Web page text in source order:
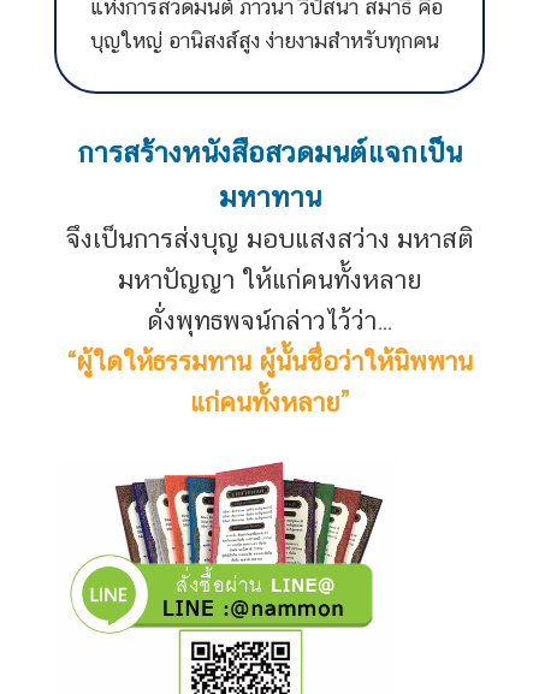
ให้ปัญญา ให้แสงสว่าง ให้ความพ้นทุกข์
หลาย ให้สุขกาย สุขใจกันถ้วนทั่ว ด้วยพลัง
แห่งการสวดมนต์ ภาวนา วิปัสนา สมาธิ คือ
บุญใหญ่ อานิสงส์สูง ง่ายงามสำหรับทุกคน
การสร้างหนังสือสวดมนต์แจกเป็น
จึงเป็นการส่งบุญ มอบแสงสว่าง มหาสติ
มหาปัญญา ให้แก่คนทั้งหลาย
ดั่งพุทธพจน์กล่าวไว้ว่า…
“ผู้ใดให้ธรรมทาน ผู้นั้นชื่อว่าให้นิพพาน
แก่คนทั้งหลาย”